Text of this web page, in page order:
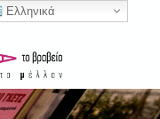
Ελληνικά